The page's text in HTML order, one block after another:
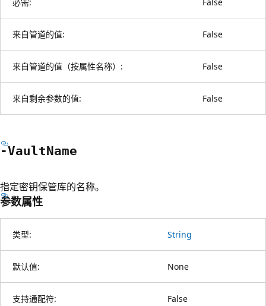
来自管道的值: False
来自管道的值（按属性名称）: False
来自剩余参数的值: False
-VaultName
指定密钥保管库的名称。
参数属性
类型: String
默认值: None
支持通配符: False